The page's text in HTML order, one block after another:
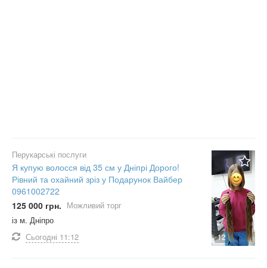
12
Перукарські послуги
Я купую волосся від 35 см у Дніпрі Дорого!
Рівний та охайний зріз у Подарунок Вайбер
0961002722
125 000 грн. Можливий торг
із м. Дніпро
Сьогодні 11:12